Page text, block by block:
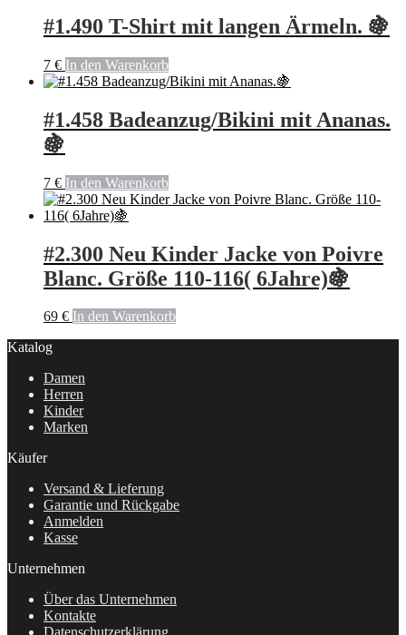
#1.490 T-Shirt mit langen Ärmeln. 🍇
7 € In den Warenkorb
#1.458 Badeanzug/Bikini mit Ananas.
🍇
7 € In den Warenkorb
#2.300 Neu Kinder Jacke von Poivre
Blanc. Größe 110-116( 6Jahre)🍇
69 € In den Warenkorb
Katalog
Damen
Herren
Kinder
Marken
Käufer
Versand & Lieferung
Garantie und Rückgabe
Anmelden
Kasse
Unternehmen
Über das Unternehmen
Kontakte